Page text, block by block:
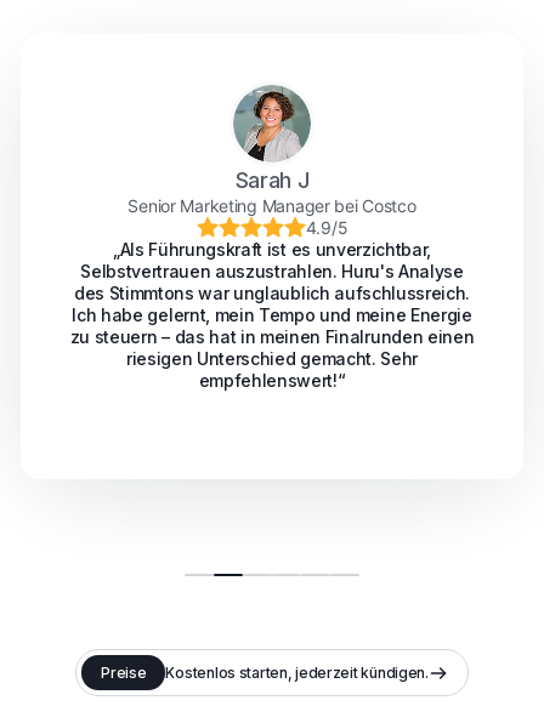
Sarah J
Senior Marketing Manager bei Costco
4.9/5
„Als Führungskraft ist es unverzichtbar,
Selbstvertrauen auszustrahlen. Huru's Analyse
des Stimmtons war unglaublich aufschlussreich.
Ich habe gelernt, mein Tempo und meine Energie
zu steuern – das hat in meinen Finalrunden einen
riesigen Unterschied gemacht. Sehr
empfehlenswert!“
Preise Kostenlos starten, jederzeit kündigen.